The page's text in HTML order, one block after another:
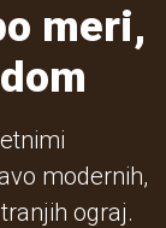
meri,
modernih,
ograj.